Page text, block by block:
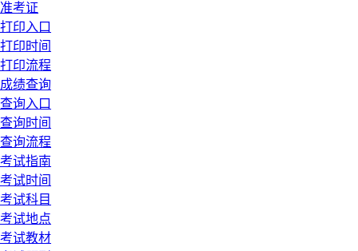
准考证
打印入口
打印时间
打印流程
成绩查询
查询入口
查询时间
查询流程
考试指南
考试时间
考试科目
考试地点
考试教材